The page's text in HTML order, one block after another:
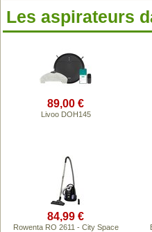
Les aspirateurs
89,00 €
Livoo DOH145
84,99 €
Rowenta RO 2611 - City Space